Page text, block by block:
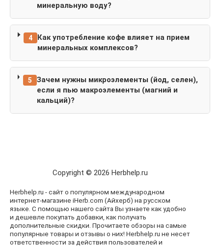
минеральную воду?
4
Как употребление кофе влияет на прием
минеральных комплексов?
5
Зачем нужны микроэлементы (йод, селен),
если я пью макроэлементы (магний и
кальций)?
Copyright © 2026 Herbhelp.ru
Herbhelp.ru - сайт о популярном международном
интернет-магазине iHerb.com (Айхерб) на русском
языке. С помощью нашего сайта Вы узнаете как удобно
и дешевле покупать добавки, как получать
дополнительные скидки. Прочитаете обзоры на самые
популярные товары и отзывы о них! Herbhelp.ru не несет
ответственности за действия пользователей и